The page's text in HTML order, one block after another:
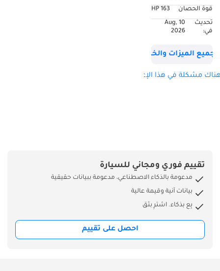
AMG خفيفة الوزن
متعددة الأضلاع
سقف بانورامية
المتعددة MBUX مع
Burmester® الشحن
اللاسلكي وتكامل
Auto) شاشة عرض
أمامية حزمة ركن
السيارة مع كاميرا
قوة الحصان
163 HP
تحديث
في:
10 Aug,
2026
جميع الميزات والخصائص
مشكلة في هذا الإعلان؟
تقييم فوري ومجاني للسيارة
مدعومة بالذكاء الاصطناعي، مدعومة ببيانات حقيقية
بيانات آنية وقيمة عالية
بِع بذكاء. اشترِ بثق
احصل على تقييم